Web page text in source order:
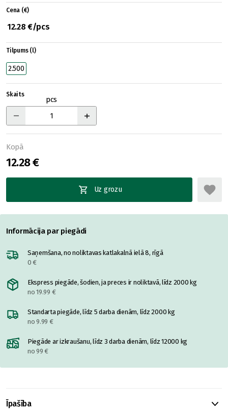
Cena (€)
12.28 €/pcs
Tilpums (l)
2.500
Skaits
pcs
Kopā
12.28 €
Uz grozu
Informācija par piegādi
Saņemšana, no noliktavas katlakalnā ielā 8, rīgā
0 €
Ekspress piegāde, šodien, ja preces ir noliktavā, līdz 2000 kg
no 19.99 €
Standarta piegāde, līdz 5 darba dienām, līdz 2000 kg
no 9.99 €
Piegāde ar izkraušanu, līdz 3 darba dienām, līdz 12000 kg
no 99 €
Īpašība